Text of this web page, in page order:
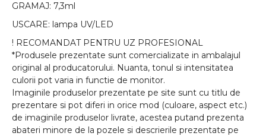
GRAMAJ: 7,3ml
USCARE: lampa UV/LED
! RECOMANDAT PENTRU UZ PROFESIONAL
*Produsele prezentate sunt comercializate in ambalajul
original al producatorului. Nuanta, tonul si intensitatea
culorii pot varia in functie de monitor.
Imaginile produselor prezentate pe site sunt cu titlu de
prezentare si pot diferi in orice mod (culoare, aspect etc.)
de imaginile produselor livrate, acestea putand prezenta
abateri minore de la pozele si descrierile prezentate pe